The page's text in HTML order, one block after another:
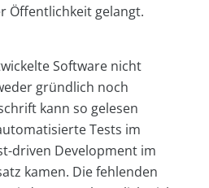
Öffentlichkeit gelangt.
Software nicht
gründlich noch
kann so gelesen
Tests im
driven Development im
kamen. Die fehlenden